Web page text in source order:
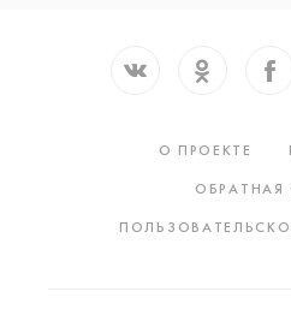
О ПРОЕКТЕ
ОБРАТНАЯ